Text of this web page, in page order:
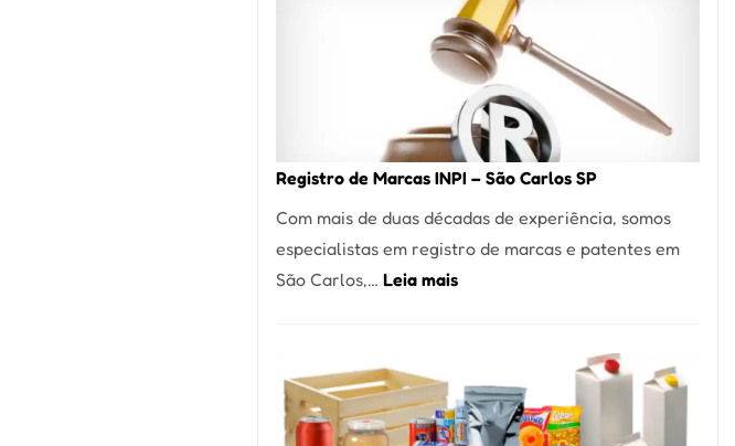
Culinária
Italiana
do
Itaim
Registro de Marcas INPI – São Carlos SP
Com mais de duas décadas de experiência, somos
especialistas em registro de marcas e patentes em
São Carlos,… Leia mais:
INPI
–